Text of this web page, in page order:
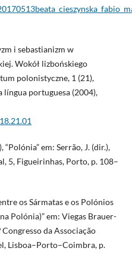
i sebastianizm w
Wokół lizbońskiego
polonistyczne, 1 (21),
portuguesa (2004),
em: Serrão, J. (dir.),
5, Figueirinhas, Porto, p. 108–
os Sármatas e os Polónios
Polónia)” em: Viegas Brauer-
Congresso da Associação
Lisboa–Porto–Coimbra, p.